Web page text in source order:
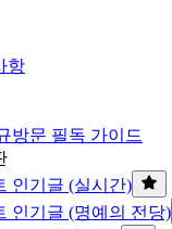
항
방문 필독 가이드
인기글 (실시간)
인기글 (명예의 전당)